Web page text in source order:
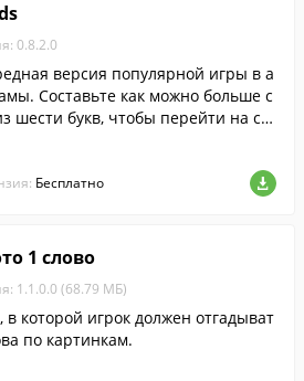
0.8.2.0
версия популярной игры в а
Составьте как можно больше с
шести букв, чтобы перейти на сл
Бесплатно
1 слово
1.1.0.0 (68.79 МБ)
в которой игрок должен отгадыват
по картинкам.